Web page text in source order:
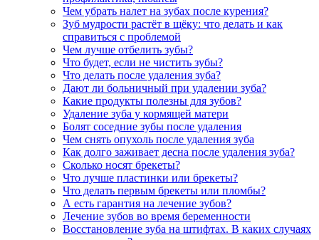
Чем убрать налет на зубах после курения?
Зуб мудрости растёт в щёку: что делать и как
справиться с проблемой
Чем лучше отбелить зубы?
Что будет, если не чистить зубы?
Что делать после удаления зуба?
Дают ли больничный при удалении зуба?
Какие продукты полезны для зубов?
Удаление зуба у кормящей матери
Болят соседние зубы после удаления
Чем снять опухоль после удаления зуба
Как долго заживает десна после удаления зуба?
Сколько носят брекеты?
Что лучше пластинки или брекеты?
Что делать первым брекеты или пломбы?
А есть гарантия на лечение зубов?
Лечение зубов во время беременности
Восстановление зуба на штифтах. В каких случаях